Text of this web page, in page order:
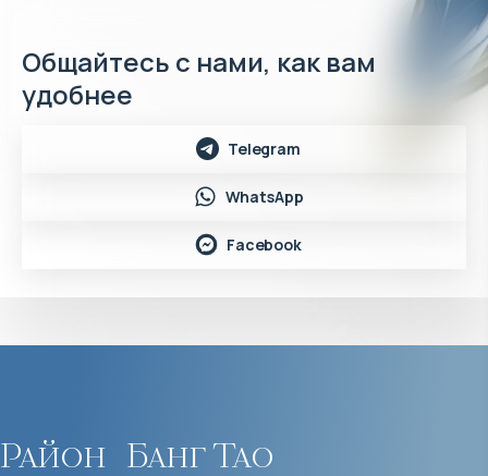
Общайтесь с нами, как вам
удобнее
Telegram
WhatsApp
Facebook
Район Банг Тао